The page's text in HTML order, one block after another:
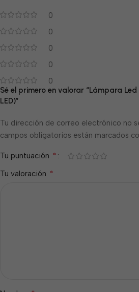
0
0
0
0
0
Sé el primero en valorar “Lámpara Led
LED)”
Tu dirección de correo electrónico no
campos obligatorios están marcados
Tu puntuación *
Tu valoración *